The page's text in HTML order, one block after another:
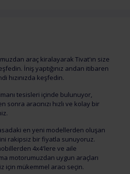
araç kiralayarak Tivat'ın size
İniş yaptığınız andan itibaren
hızınızda keşfedin.
tesisleri içinde bulunuyor,
sonra aracınızı hızlı ve kolay bir
en yeni modellerden oluşan
rakipsiz bir fiyatla sunuyoruz.
4x4'lere ve aile
motorumuzdan uygun araçları
için mükemmel aracı seçin.